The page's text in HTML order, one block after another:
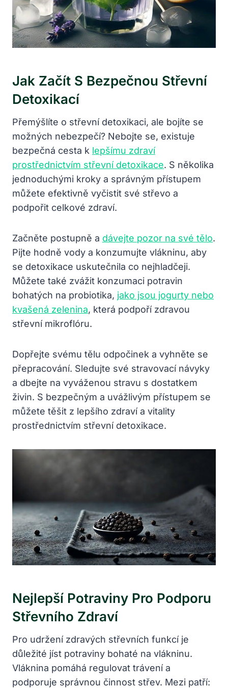
Jak Začít S Bezpečnou Střevní
Detoxikací
Přemýšlíte o střevní detoxikaci, ale bojíte se
možných nebezpečí? Nebojte se, existuje
bezpečná cesta k lepšímu zdraví
prostřednictvím střevní detoxikace. S několika
jednoduchými kroky a správným přístupem
můžete efektivně vyčistit své střevo a
podpořit celkové zdraví.
Začněte postupně a dávejte pozor na své tělo.
Pijte hodně vody a konzumujte vlákninu, aby
se detoxikace uskutečnila co nejhladčeji.
Můžete také zvážit konzumaci potravin
bohatých na probiotika, jako jsou jogurty nebo
kvašená zelenina, která podpoří zdravou
střevní mikroflóru.
Dopřejte svému tělu odpočinek a vyhněte se
přepracování. Sledujte své stravovací návyky
a dbejte na vyváženou stravu s dostatkem
živin. S bezpečným a uvážlivým přístupem se
můžete těšit z lepšího zdraví a vitality
prostřednictvím střevní detoxikace.
Nejlepší Potraviny Pro Podporu
Střevního Zdraví
Pro udržení zdravých střevních funkcí je
důležité jíst potraviny bohaté na vlákninu.
Vláknina pomáhá regulovat trávení a
podporuje správnou činnost střev. Mezi patří: